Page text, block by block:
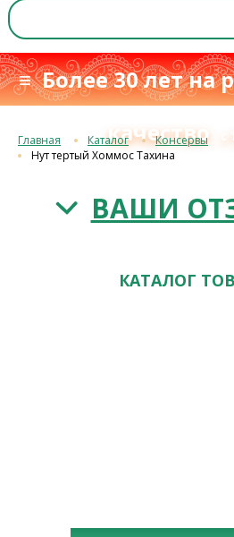
≡ Более 30 лет на
качество
Главная Каталог
Консервы
Нут тертый Хоммос Тахина
ВАШИ
КАТАЛОГ